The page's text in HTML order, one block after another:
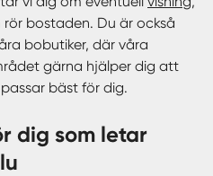
bostaden. Du är också
bobutiker, där våra
gärna hjälper dig att
bäst för dig.